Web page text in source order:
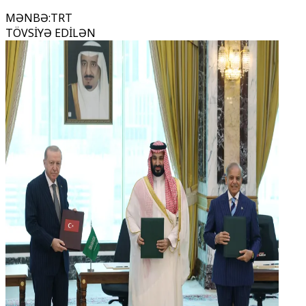
MƏNBƏ:TRT
TÖVSİYƏ EDİLƏN